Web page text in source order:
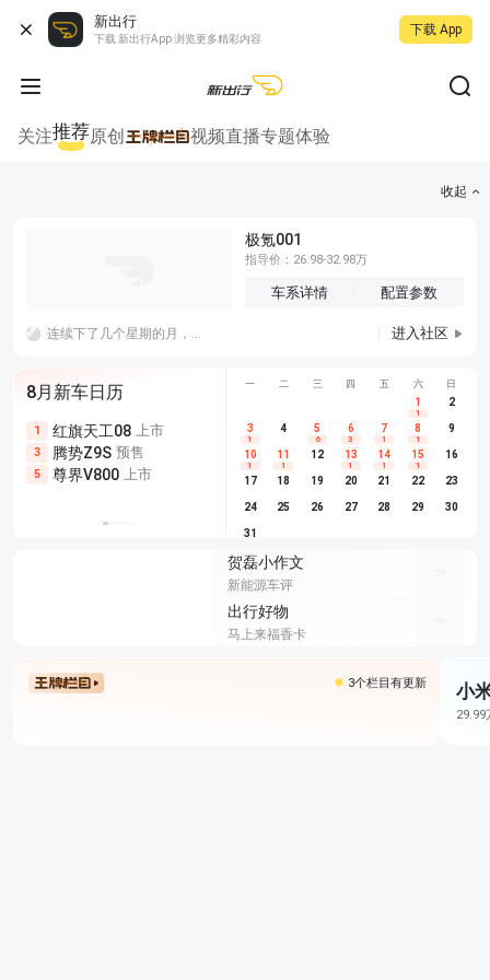
新出行
下载 新出行App 浏览更多精彩内容
下载 App
关注推荐原创 视频直播专题体验
收起
极氪001
指导价：26.98-32.98万
车系详情 配置参数
连续下了几个星期的月，现在暴晒一个星期再继续下雨，这谁能受得了，车的电耗也忽高忽低，还补了一次胎，难搞哦。 进入社区
8月新车日历
1 红旗天工08 上市
3 腾势Z9S 预售
5 尊界V800 上市
尊界V680 上市
享界G9 预售
别克至境L7 预售
埃安
长城H10
深蓝S05
一 二 三 四 五 六 日
1
1
2
3
1
4 5
6
6
3
7
1
8
1
9
10
1
11
1
12 13
1
14
1
15
1
16
17 18 19 20 21 22 23
24 25 26 27 28 29 30
31
贺磊小作文
新能源车评
出行好物
马上来福香卡
3个栏目有更新 小
29.99